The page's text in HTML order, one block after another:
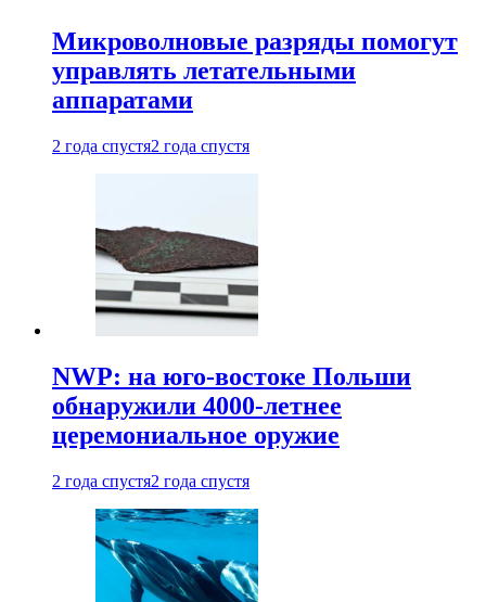
Микроволновые разряды помогут
управлять летательными
аппаратами
2 года спустя2 года спустя
NWP: на юго-востоке Польши
обнаружили 4000-летнее
церемониальное оружие
2 года спустя2 года спустя